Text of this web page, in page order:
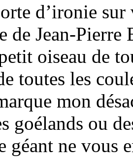
d’ironie
de Jean-
oiseau de
toutes les
mon
goélands ou
géant ne vous